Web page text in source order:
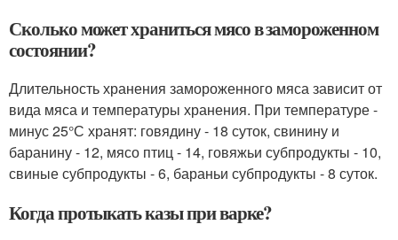
Сколько может храниться мясо в замороженном
состоянии?
Длительность хранения замороженного мяса зависит от
вида мяса и температуры хранения. При температуре -
минус 25°С хранят: говядину - 18 суток, свинину и
баранину - 12, мясо птиц - 14, говяжьи субпродукты - 10,
свиные субпродукты - 6, бараньи субпродукты - 8 суток.
Когда протыкать казы при варке?